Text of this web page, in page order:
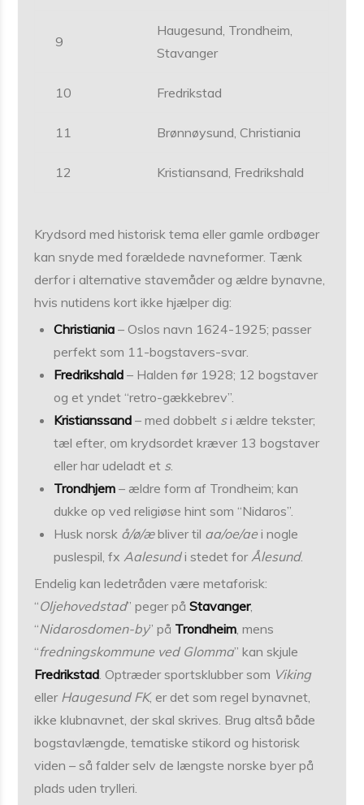
9
Haugesund, Trondheim,
Stavanger
10 Fredrikstad
11 Brønnøysund, Christiania
12 Kristiansand, Fredrikshald
Krydsord med historisk tema eller gamle ordbøger
kan snyde med forældede navneformer. Tænk
derfor i alternative stavemåder og ældre bynavne,
hvis nutidens kort ikke hjælper dig:
Christiania – Oslos navn 1624-1925; passer
perfekt som 11-bogstavers-svar.
Fredrikshald – Halden før 1928; 12 bogstaver
og et yndet “retro-gækkebrev”.
Kristianssand – med dobbelt si ældre tekster;
tæl efter, om krydsordet kræver 13 bogstaver
eller har udeladt et s.
Trondhjem – ældre form af Trondheim; kan
dukke op ved religiøse hint som “Nidaros”.
Husk norsk å/ø/æbliver til aa/oe/aei nogle
puslespil, fxAalesundi stedet forÅlesund.
Endelig kan ledetråden være metaforisk:
“Oljehovedstad” peger påStavanger,
“Nidarosdomen-by” på Trondheim, mens
“fredningskommune ved Glomma” kan skjule
Fredrikstad. Optræder sportsklubber som Viking
eller Haugesund FK, er det som regel bynavnet,
ikke klubnavnet, der skal skrives. Brug altså både
bogstavlængde, tematiske stikord og historisk
viden – så falder selv de længste norske byer på
plads uden trylleri.